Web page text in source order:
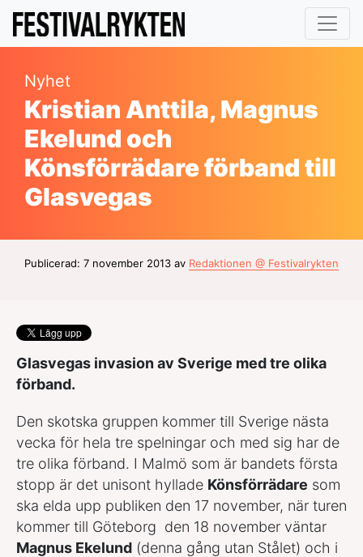
Nyhet
Kristian Anttila, Magnus
Ekelund och
Könsförrädare förband till
Glasvegas
Publicerad: 7 november 2013 av Redaktionen @ Festivalrykten
Glasvegas invasion av Sverige med tre olika
förband.
Den skotska gruppen kommer till Sverige nästa
vecka för hela tre spelningar och med sig har de
tre olika förband. I Malmö som är bandets första
stopp är det unisont hyllade Könsförrädare som
ska elda upp publiken den 17 november, när turen
kommer till Göteborg den 18 november väntar
Magnus Ekelund (denna gång utan Stålet) och i